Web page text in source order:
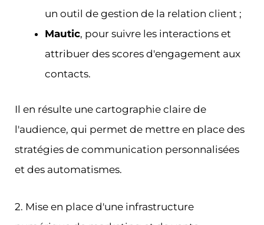
un outil de gestion de la relation client ;
Mautic, pour suivre les interactions et
attribuer des scores d'engagement aux
contacts.
Il en résulte une cartographie claire de
l'audience, qui permet de mettre en place des
stratégies de communication personnalisées
et des automatismes.
2. Mise en place d'une infrastructure